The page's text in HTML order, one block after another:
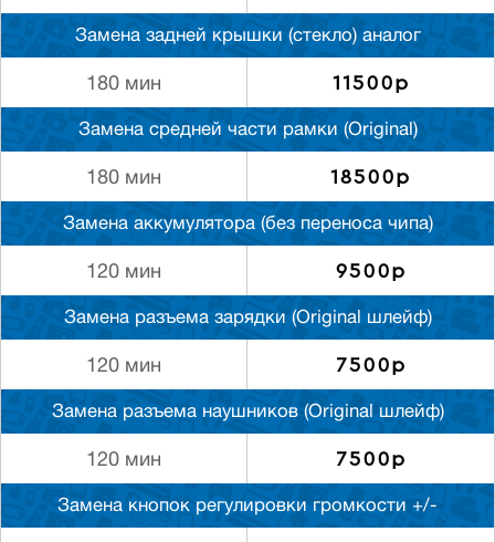
Замена задней крышки (стекло) аналог
180 мин 11500р
Замена средней части рамки (Original)
180 мин 18500р
Замена аккумулятора (без переноса чипа)
120 мин 9500р
Замена разъема зарядки (Original шлейф)
120 мин 7500р
Замена разъема наушников (Original шлейф)
120 мин 7500р
Замена кнопок регулировки громкости +/-